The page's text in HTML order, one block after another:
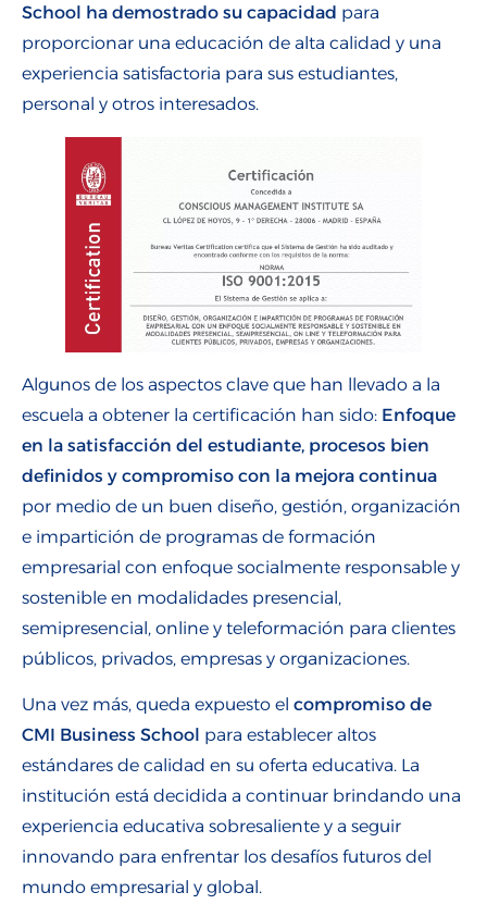
School ha demostrado su capacidad para
proporcionar una educación de alta calidad y una
experiencia satisfactoria para sus estudiantes,
personal y otros interesados.
Algunos de los aspectos clave que han llevado a la
escuela a obtener la certificación han sido: Enfoque
en la satisfacción del estudiante, procesos bien
definidos y compromiso con la mejora continua
por medio de un buen diseño, gestión, organización
e impartición de programas de formación
empresarial con enfoque socialmente responsable y
sostenible en modalidades presencial,
semipresencial, online y teleformación para clientes
públicos, privados, empresas y organizaciones.
Una vez más, queda expuesto el compromiso de
CMI Business School para establecer altos
estándares de calidad en su oferta educativa. La
institución está decidida a continuar brindando una
experiencia educativa sobresaliente y a seguir
innovando para enfrentar los desafíos futuros del
mundo empresarial y global.